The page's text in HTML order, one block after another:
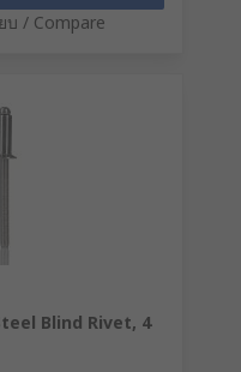
บ / Compare
Blind Rivet, 4